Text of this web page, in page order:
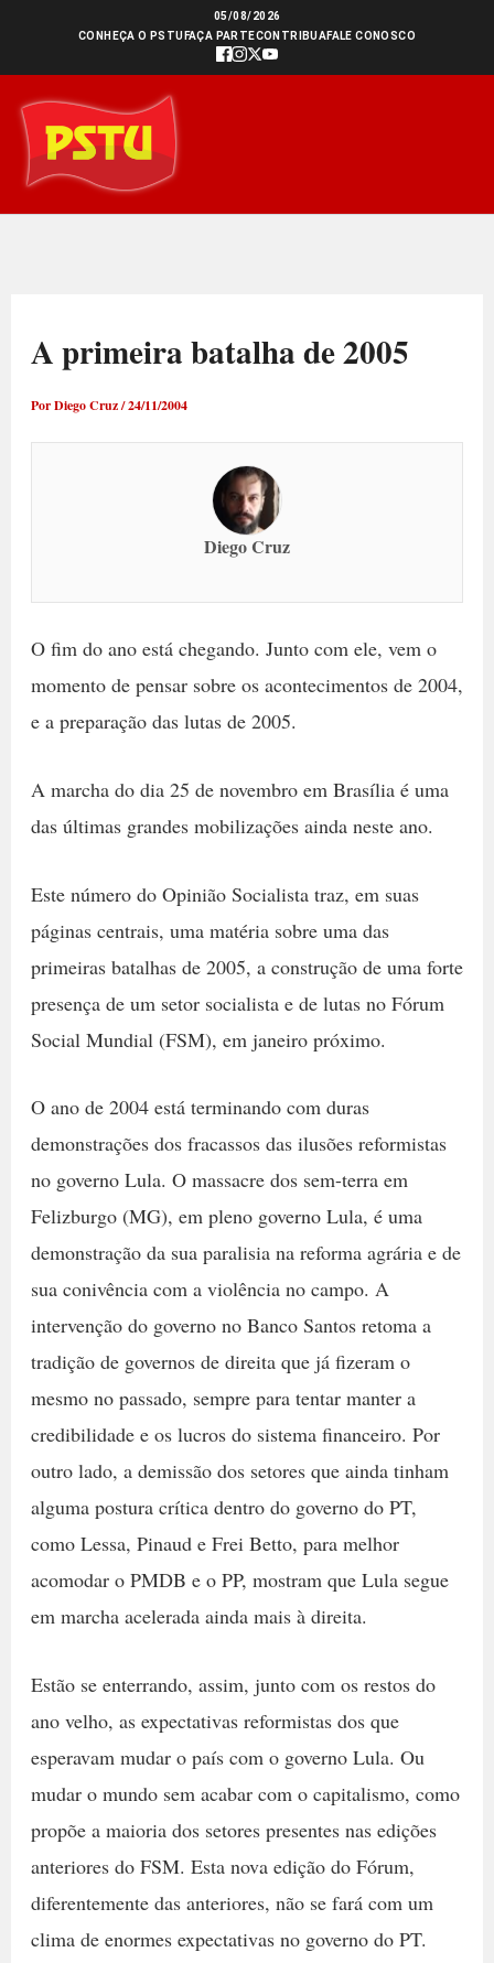
conteúdo
05/08/2026
CONHEÇA O PSTU FAÇA PARTECONTRIBUAFALE CONOSCO
A primeira batalha de 2005
PorDiego Cruz/24/11/2004
Diego Cruz
O fim do ano está chegando. Junto com ele, vem o
momento de pensar sobre os acontecimentos de 2004,
e a preparação das lutas de 2005.
A marcha do dia 25 de novembro em Brasília é uma
das últimas grandes mobilizações ainda neste ano.
Este número do Opinião Socialista traz, em suas
páginas centrais, uma matéria sobre uma das
primeiras batalhas de 2005, a construção de uma forte
presença de um setor socialista e de lutas no Fórum
Social Mundial (FSM), em janeiro próximo.
O ano de 2004 está terminando com duras
demonstrações dos fracassos das ilusões reformistas
no governo Lula. O massacre dos sem-terra em
Felizburgo (MG), em pleno governo Lula, é uma
demonstração da sua paralisia na reforma agrária e de
sua conivência com a violência no campo. A
intervenção do governo no Banco Santos retoma a
tradição de governos de direita que já fizeram o
mesmo no passado, sempre para tentar manter a
credibilidade e os lucros do sistema financeiro. Por
outro lado, a demissão dos setores que ainda tinham
alguma postura crítica dentro do governo do PT,
como Lessa, Pinaud e Frei Betto, para melhor
acomodar o PMDB e o PP, mostram que Lula segue
em marcha acelerada ainda mais à direita.
Estão se enterrando, assim, junto com os restos do
ano velho, as expectativas reformistas dos que
esperavam mudar o país com o governo Lula. Ou
mudar o mundo sem acabar com o capitalismo, como
propõe a maioria dos setores presentes nas edições
anteriores do FSM. Esta nova edição do Fórum,
diferentemente das anteriores, não se fará com um
clima de enormes expectativas no governo do PT.